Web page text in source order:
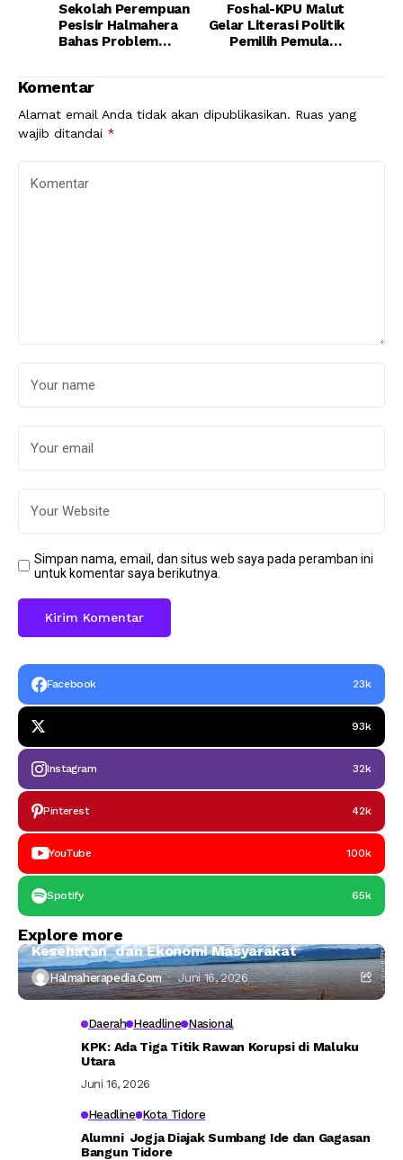
Sekolah Perempuan
Pesisir Halmahera
Bahas Problem
Foshal-KPU Malut
Gelar Literasi Politik
Pemilih Pemula di
Komentar
Alamat email Anda tidak akan dipublikasikan. Ruas yang
wajib ditandai *
Simpan nama, email, dan situs web saya pada peramban ini
untuk komentar saya berikutnya.
Facebook 23k
93k
Instagram 32k
Pinterest 42k
YouTube 100k
Spotify 65k
Explore more
Ahli IPB:Tambang Nikel di Haltim Ancam Laut,
Kesehatan dan Ekonomi Masyarakat
Halmaherapedia.com Juni 16, 2026
Daerah Headline Nasional
KPK: Ada Tiga Titik Rawan Korupsi di Maluku
Utara
Juni 16, 2026
Headline Kota Tidore
Alumni Jogja Diajak Sumbang Ide dan Gagasan
Bangun Tidore